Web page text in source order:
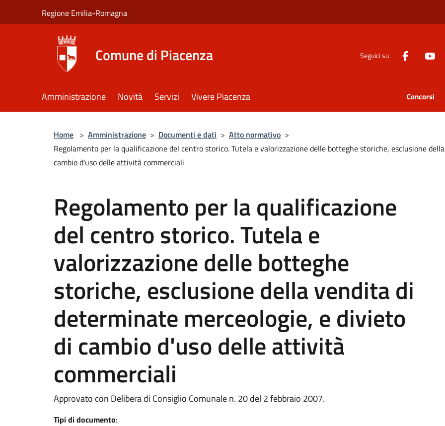
Regione Emilia-Romagna
Comune di Piacenza Seguici su
Amministrazione Novità Servizi Vivere Piacenza Concorsi
Home > Amministrazione > Documenti e dati > Atto normativo >
Regolamento per la qualificazione del centro storico. Tutela e valorizzazione delle botteghe storiche, esclusione
cambio d'uso delle attività commerciali
Regolamento per la qualificazione
del centro storico. Tutela e
valorizzazione delle botteghe
storiche, esclusione della vendita di
determinate merceologie, e divieto
di cambio d'uso delle attività
commerciali
Approvato con Delibera di Consiglio Comunale n. 20 del 2 febbraio 2007.
Tipi di documento: